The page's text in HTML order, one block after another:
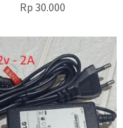
Rp 30.000